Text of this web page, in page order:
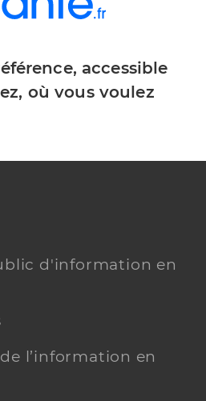
accessible
où vous voulez
d'information en
l’information en